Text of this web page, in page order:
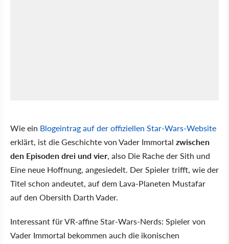
Wie ein Blogeintrag auf der offiziellen Star-Wars-Website
erklärt, ist die Geschichte von Vader Immortal zwischen
den Episoden drei und vier, also Die Rache der Sith und
Eine neue Hoffnung, angesiedelt. Der Spieler trifft, wie der
Titel schon andeutet, auf dem Lava-Planeten Mustafar
auf den Obersith Darth Vader.
Interessant für VR-affine Star-Wars-Nerds: Spieler von
Vader Immortal bekommen auch die ikonischen